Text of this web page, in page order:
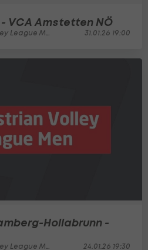
VCA Amstetten NÖ
League Men 31.01.26 19:00
Hollabrunn -
League Men 24.01.26 19:30